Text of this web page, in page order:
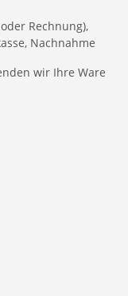
Rechnung),
Nachnahme
wir Ihre Ware